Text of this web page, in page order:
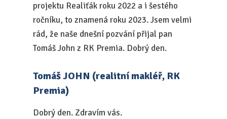
projektu Realiťák roku 2022 a i šestého
ročníku, to znamená roku 2023. Jsem velmi
rád, že naše dnešní pozvání přijal pan
Tomáš John z RK Premia. Dobrý den.
Tomáš JOHN (realitní makléř, RK
Premia)
Dobrý den. Zdravím vás.